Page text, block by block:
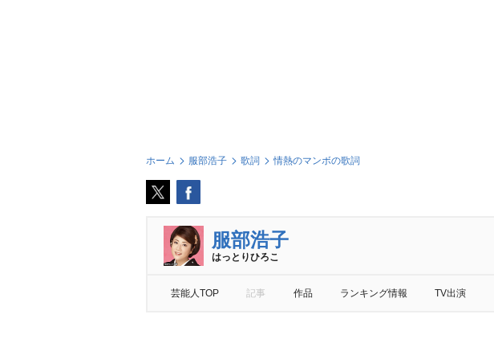
ホーム 服部浩子 歌詞 情熱のマンボの歌詞
服部浩子
はっとりひろこ
芸能人TOP 記事 作品 ランキング情報 TV出演